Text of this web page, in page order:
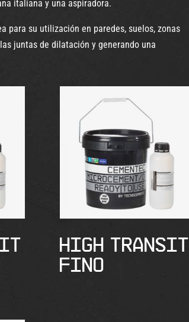
italiana y una aspiradora.
para su utilización en paredes, suelos, zonas
juntas de dilatación y generando una
HIGH TRANSIT
FINO